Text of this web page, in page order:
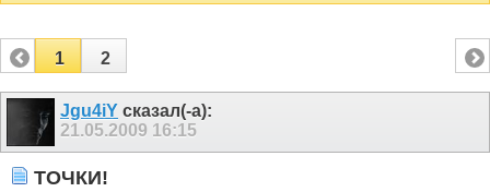
1 2
Jgu4iY сказал(-а):
21.05.2009 16:15
ТОЧКИ!